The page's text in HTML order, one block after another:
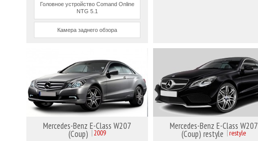
Головное устройство Comand Online
NTG 5.1
Камера заднего обзора
Mercedes-Benz E-Class W207
(Coup) 2009
Mercedes-Benz E-Class W207
(Coup) restyle restyle